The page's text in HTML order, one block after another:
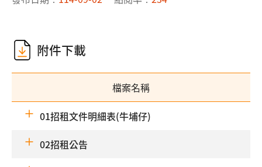
附件下載
檔案名稱
01招租文件明細表(牛埔仔)
02招租公告